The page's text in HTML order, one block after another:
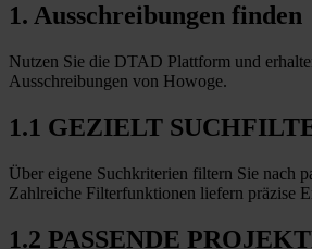
1. Ausschreibungen finden
Nutzen Sie die DTAD Plattform und
Ausschreibungen von Howoge.
1.1 GEZIELT
Über eigene Suchkriterien filtern Sie nach
Zahlreiche Filterfunktionen liefern präzise
1.2 PASSENDE